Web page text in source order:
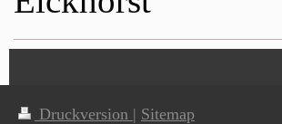
Druckversion | Sitemap